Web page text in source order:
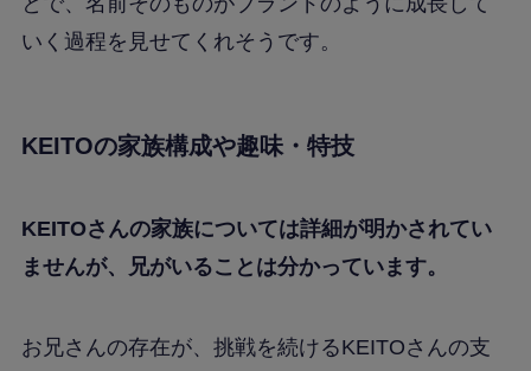
いく過程を見せてくれそうです。
KEITOの家族構成や趣味・特技
KEITOさんの家族については詳細が明かされてい
ませんが、兄がいることは分かっています。
お兄さんの存在が、挑戦を続けるKEITOさんの支